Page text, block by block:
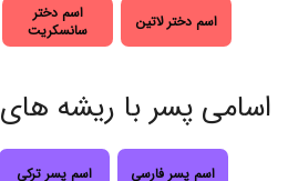
اسم دختر لاتین
اسم دختر
سانسکریت
اسامی پسر با ریشه های
اسم پسر فارسی اسم پسر ترکی